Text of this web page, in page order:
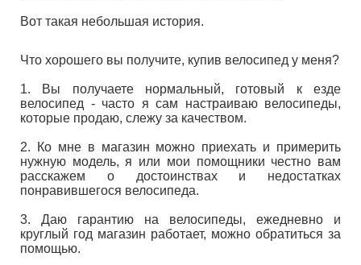
Вот такая небольшая история.
Что хорошего вы получите, купив велосипед у меня?
1. Вы получаете нормальный, готовый к езде
велосипед - часто я сам настраиваю велосипеды,
которые продаю, слежу за качеством.
2. Ко мне в магазин можно приехать и примерить
нужную модель, я или мои помощники честно вам
расскажем о достоинствах и недостатках
понравившегося велосипеда.
3. Даю гарантию на велосипеды, ежедневно и
круглый год магазин работает, можно обратиться за
помощью.